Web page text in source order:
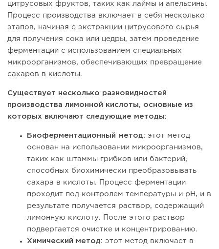
цитрусовых фруктов, таких как лаймы и апельсины.
Процесс производства включает в себя несколько
этапов, начиная с экстракции цитрусового сырья
для получения сока или цедры, затем проведение
ферментации с использованием специальных
микроорганизмов, обеспечивающих превращение
сахаров в кислоты.
Существует несколько разновидностей
производства лимонной кислоты, основные из
которых включают следующие методы:
Биоферментационный метод: этот метод
основан на использовании микроорганизмов,
таких как штаммы грибков или бактерий,
способных биохимически преобразовывать
сахара в кислоты. Процесс ферментации
проходит под контролем температуры и pH, и в
результате получается раствор, содержащий
лимонную кислоту. После этого раствор
подвергается очистке и концентрированию.
Химический метод: этот метод включает в